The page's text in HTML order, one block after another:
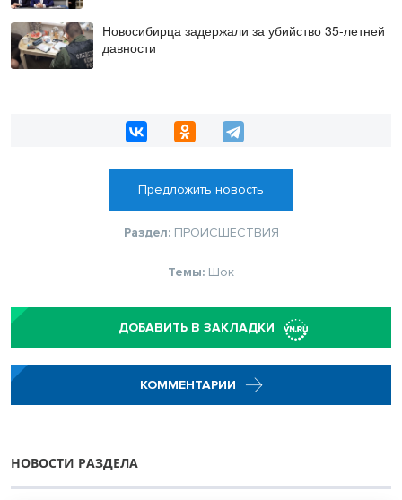
Новосибирца задержали за убийство 35-летней
давности
Предложить новость
Раздел: ПРОИСШЕСТВИЯ
Темы: Шок
ДОБАВИТЬ В ЗАКЛАДКИ
КОММЕНТАРИИ
НОВОСТИ РАЗДЕЛА